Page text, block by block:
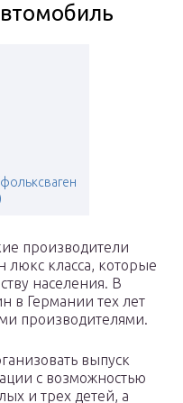
производители
класса, которые
населения. В
в Германии тех лет
производителями.
выпуск
с возможностью
и трех детей, а